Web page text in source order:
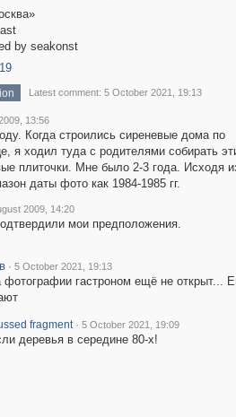
by seakonst
Latest comment: 5 October 2021, 19:13
13:56
Когда строились сиреневые дома по
я ходил туда с родителями собирать
плиточки. Мне было 2-3 года. Исходя
даты фото как 1984-1985 гг.
2009, 14:20
мои предположения.
· 5 October 2021, 19:13
фотографии гастроном ещё не открыт...
fragment · 5 October 2021, 19:09
деревья в середине 80-х!